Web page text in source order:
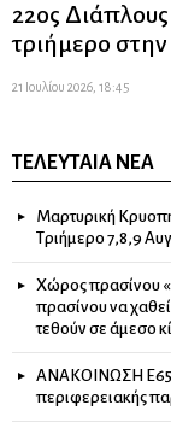
22ος
τριήμερο
21 Ιουλίου 2026, 18:45
ΤΕΛΕΥΤΑΊΑ ΝΈΑ
Μαρτυρική
Τριήμερο 7,8,9
Χώρος πρασίνου
πρασίνου να χαθεί
τεθούν σε άμεσο
ΑΝΑΚΟΙΝΩΣΗ
περιφερειακής